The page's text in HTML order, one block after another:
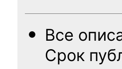
Все
Срок